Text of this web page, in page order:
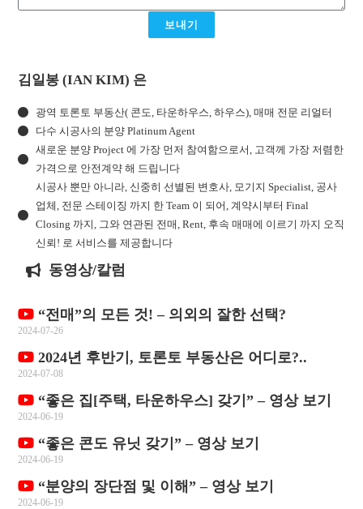
보내기
김일봉 (IAN KIM) 은
광역 토론토 부동산( 콘도, 타운하우스, 하우스), 매매 전문 리얼터
다수 시공사의 분양 Platinum Agent
새로운 분양 Project 에 가장 먼저 참여함으로서, 고객께 가장 저렴한
가격으로 안전계약 해 드립니다
시공사 뿐만 아니라, 신중히 선별된 변호사, 모기지 Specialist, 공사
업체, 전문 스테이징 까지 한 Team 이 되어, 계약시부터 Final
Closing 까지, 그와 연관된 전매, Rent, 후속 매매에 이르기 까지 오직
신뢰! 로 서비스를 제공합니다
동영상/칼럼
“전매”의 모든 것! – 의외의 잘한 선택?
2024-07-26
2024년 후반기, 토론토 부동산은 어디로?..
2024-07-08
“좋은 집[주택, 타운하우스] 갖기” – 영상 보기
2024-06-19
“좋은 콘도 유닛 갖기” – 영상 보기
2024-06-19
“분양의 장단점 및 이해” – 영상 보기
2024-06-19